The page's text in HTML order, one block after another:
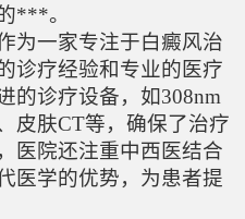
***。
一家专注于白癜风治
诊疗经验和专业的医疗
的诊疗设备，如308nm
皮肤CT等，确保了治疗
医院还注重中西医结合
医学的优势，为患者提